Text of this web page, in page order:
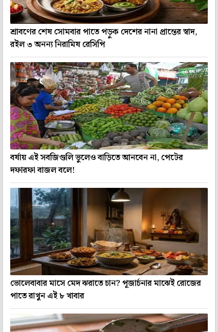
শ্রাবণের শেষ সোমবার পাতে পড়ুক দেশের নানা প্রান্তের স্বাদ,
রইল ৩ অনন্য নিরামিষ রেসিপি
বর্ষায় এই সবজিগুলি ভুলেও বাড়িতে আনবেন না, পেটের
দফারফা বাজল বলে!
ভোলেবাবার মাসে মেদ ঝরাতে চান? পূজার্চনার মাঝেই রোজের
পাতে রাখুন এই ৮ খাবার